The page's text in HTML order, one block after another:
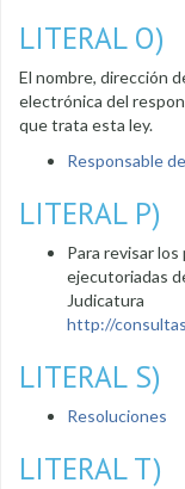
LITERAL O)
El nombre, dirección
electrónica del
que trata esta ley.
Responsable
LITERAL P)
Para revisar
ejecutoriadas
Judicatura
http://
LITERAL S)
Resoluciones
LITERAL T)